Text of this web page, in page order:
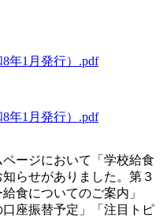
年1月発行）.pdf
年1月発行）.pdf
ージにおいて「学校給食
らせがありました。第３
食についてのご案内」
口座振替予定」「注目トピ